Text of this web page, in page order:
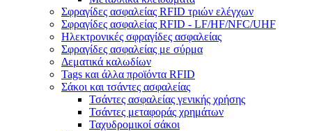
Σφραγίδες ασφαλείας RFID τριών ελέγχων
Σφραγίδες ασφαλείας RFID - LF/HF/NFC/UHF
Ηλεκτρονικές σφραγίδες ασφαλείας
Σφραγίδες ασφαλείας με σύρμα
Δεματικά καλωδίων
Tags και άλλα προϊόντα RFID
Σάκοι και τσάντες ασφαλείας
Τσάντες ασφαλείας γενικής χρήσης
Τσάντες μεταφοράς χρημάτων
Ταχυδρομικοί σάκοι